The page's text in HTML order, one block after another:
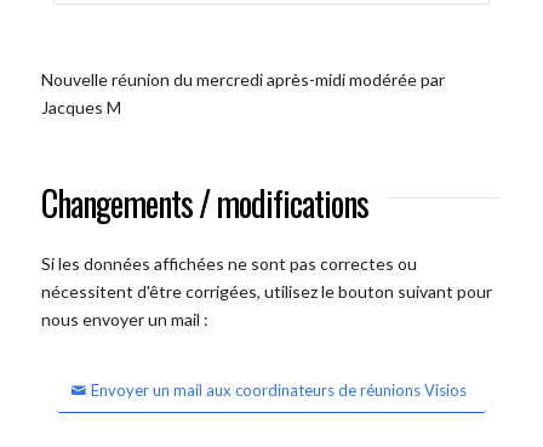
Nouvelle réunion du mercredi après-midi modérée par
Jacques M
Changements / modifications
Si les données affichées ne sont pas correctes ou
nécessitent d'être corrigées, utilisez le bouton suivant pour
nous envoyer un mail :
Envoyer un mail aux coordinateurs de réunions Visios